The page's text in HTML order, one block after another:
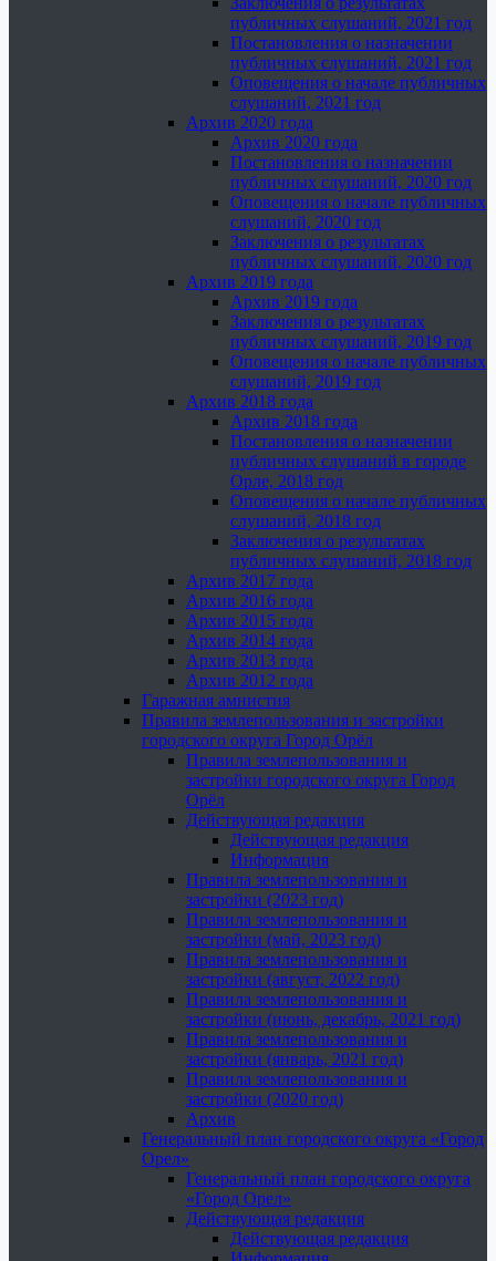
публичных слушаний, 2021 год
Постановления о назначении
публичных слушаний, 2021 год
Оповещения о начале публичных
слушаний, 2021 год
Архив 2020 года
Архив 2020 года
Постановления о назначении
публичных слушаний, 2020 год
Оповещения о начале публичных
слушаний, 2020 год
Заключения о результатах
публичных слушаний, 2020 год
Архив 2019 года
Архив 2019 года
Заключения о результатах
публичных слушаний, 2019 год
Оповещения о начале публичных
слушаний, 2019 год
Архив 2018 года
Архив 2018 года
Постановления о назначении
публичных слушаний в городе
Орле, 2018 год
Оповещения о начале публичных
слушаний, 2018 год
Заключения о результатах
публичных слушаний, 2018 год
Архив 2017 года
Архив 2016 года
Архив 2015 года
Архив 2014 года
Архив 2013 года
Архив 2012 года
Гаражная амнистия
Правила землепользования и застройки
городского округа Город Орёл
Правила землепользования и
застройки городского округа Город
Орёл
Действующая редакция
Действующая редакция
Информация
Правила землепользования и
застройки (2023 год)
Правила землепользования и
застройки (май, 2023 год)
Правила землепользования и
застройки (август, 2022 год)
Правила землепользования и
застройки (июнь, декабрь, 2021 год)
Правила землепользования и
застройки (январь, 2021 год)
Правила землепользования и
застройки (2020 год)
Архив
Генеральный план городского округа «Город
Орел»
Генеральный план городского округа
«Город Орел»
Действующая редакция
Действующая редакция